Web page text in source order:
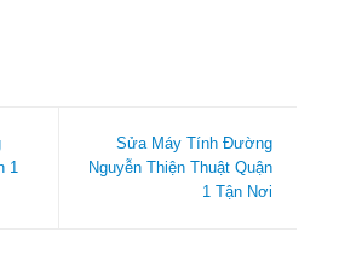
1
Sửa Máy Tính Đường
Nguyễn Thiện Thuật Quận
1 Tận Nơi